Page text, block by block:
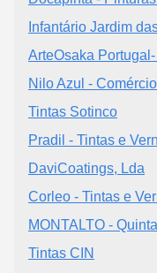
Infantário Jardim
ArteOsaka
Nilo Azul -
Tintas Sotinco
Pradil - Tintas e
DaviCoatings, Lda
Corleo - Tintas e
MONTALTO -
Tintas CIN